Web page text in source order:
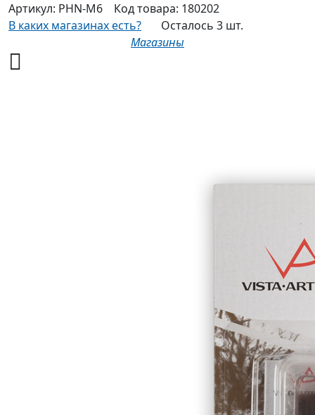
Артикул: PHN-M6 Код товара: 180202
В каких магазинах есть?
Осталось 3 шт.
Магазины